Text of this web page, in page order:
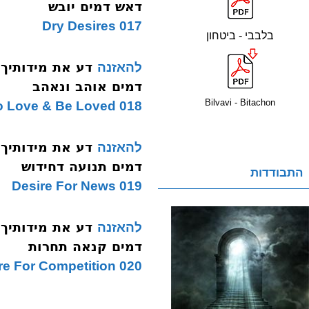
דאש דמים יובש
017 Dry Desires
להאזנה
דמים אוהב ונאהב
018 Desire To Love & Be Loved
להאזנה
דמים תנועה דחידוש
019 Desire For News
להאזנה
דמים קנאה תחרות
020 Desire For Competition
בלבבי - ביטחון
Bilvavi - Bitachon
התבודדות